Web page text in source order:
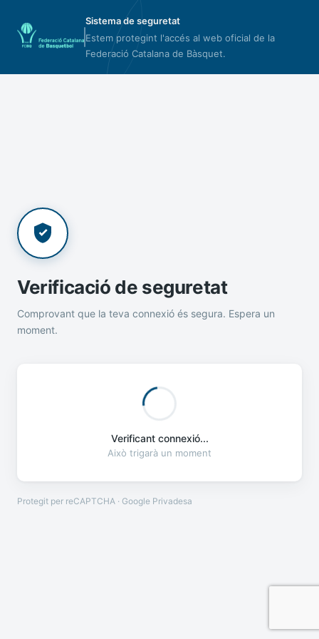
Sistema de seguretat
Estem protegint l'accés al web oficial de la
Federació Catalana de Bàsquet.
Verificació de seguretat
Comprovant que la teva connexió és segura. Espera un
moment.
Verificant connexió...
Això trigarà un moment
Protegit per reCAPTCHA · Google Privadesa